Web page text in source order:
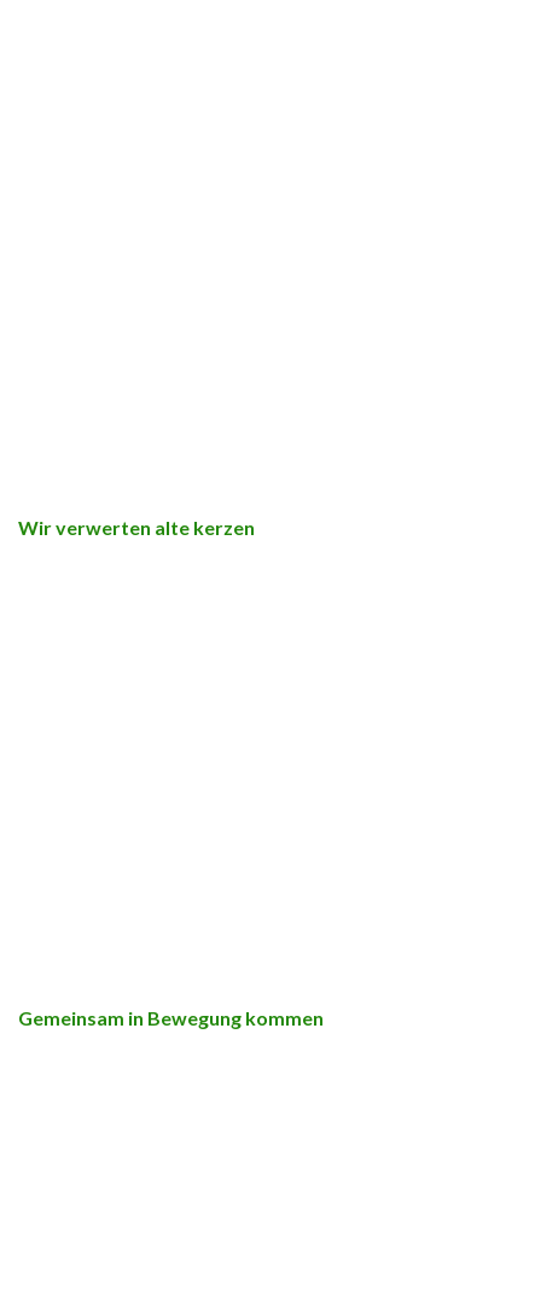
Wir verwerten alte kerzen
Gemeinsam in Bewegung kommen